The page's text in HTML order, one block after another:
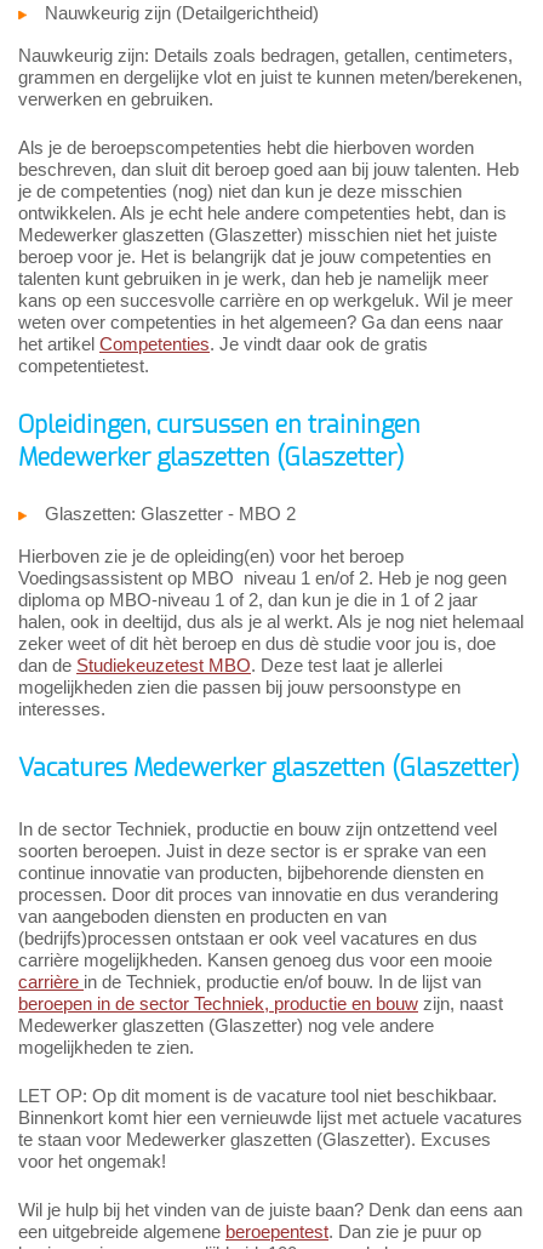
Nauwkeurig zijn (Detailgerichtheid)
Nauwkeurig zijn: Details zoals bedragen, getallen, centimeters,
grammen en dergelijke vlot en juist te kunnen meten/berekenen,
verwerken en gebruiken.
Als je de beroepscompetenties hebt die hierboven worden
beschreven, dan sluit dit beroep goed aan bij jouw talenten. Heb
je de competenties (nog) niet dan kun je deze misschien
ontwikkelen. Als je echt hele andere competenties hebt, dan is
Medewerker glaszetten (Glaszetter) misschien niet het juiste
beroep voor je. Het is belangrijk dat je jouw competenties en
talenten kunt gebruiken in je werk, dan heb je namelijk meer
kans op een succesvolle carrière en op werkgeluk. Wil je meer
weten over competenties in het algemeen? Ga dan eens naar
het artikel Competenties. Je vindt daar ook de gratis
competentietest.
Opleidingen, cursussen en trainingen
Medewerker glaszetten (Glaszetter)
Glaszetten: Glaszetter - MBO 2
Hierboven zie je de opleiding(en) voor het beroep
Voedingsassistent op MBO niveau 1 en/of 2. Heb je nog geen
diploma op MBO-niveau 1 of 2, dan kun je die in 1 of 2 jaar
halen, ook in deeltijd, dus als je al werkt. Als je nog niet helemaal
zeker weet of dit hèt beroep en dus dè studie voor jou is, doe
dan de Studiekeuzetest MBO. Deze test laat je allerlei
mogelijkheden zien die passen bij jouw persoonstype en
interesses.
Vacatures Medewerker glaszetten (Glaszetter)
In de sector Techniek, productie en bouw zijn ontzettend veel
soorten beroepen. Juist in deze sector is er sprake van een
continue innovatie van producten, bijbehorende diensten en
processen. Door dit proces van innovatie en dus verandering
van aangeboden diensten en producten en van
(bedrijfs)processen ontstaan er ook veel vacatures en dus
carrière mogelijkheden. Kansen genoeg dus voor een mooie
carrière in de Techniek, productie en/of bouw. In de lijst van
beroepen in de sector Techniek, productie en bouw zijn, naast
Medewerker glaszetten (Glaszetter) nog vele andere
mogelijkheden te zien.
LET OP: Op dit moment is de vacature tool niet beschikbaar.
Binnenkort komt hier een vernieuwde lijst met actuele vacatures
te staan voor Medewerker glaszetten (Glaszetter). Excuses
voor het ongemak!
Wil je hulp bij het vinden van de juiste baan? Denk dan eens aan
een uitgebreide algemene beroepentest. Dan zie je puur op